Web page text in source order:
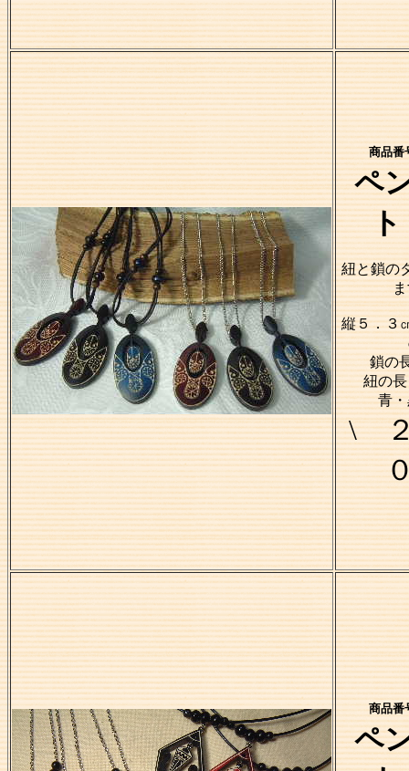
商品
ペ
ト
紐と鎖の
縦５．３
鎖の
紐の
青
\
商品
ペ